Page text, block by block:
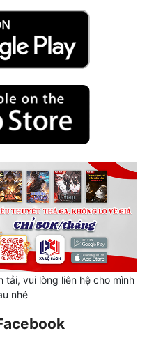
vui lòng liên hệ cho mình
nhé